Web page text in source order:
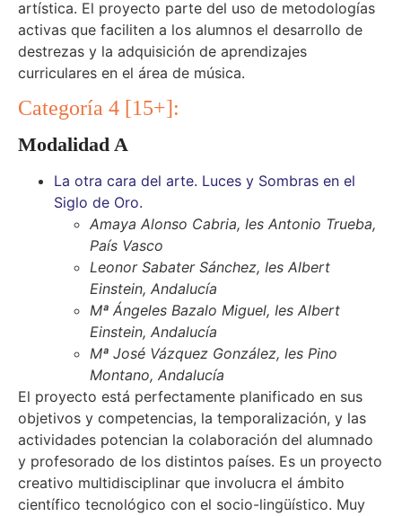
artística. El proyecto parte del uso de metodologías
activas que faciliten a los alumnos el desarrollo de
destrezas y la adquisición de aprendizajes
curriculares en el área de música.
Categoría 4 [15+]:
Modalidad A
La otra cara del arte. Luces y Sombras en el
Siglo de Oro.
Amaya Alonso Cabria, Ies Antonio Trueba,
País Vasco
Leonor Sabater Sánchez, Ies Albert
Einstein, Andalucía
Mª Ángeles Bazalo Miguel, Ies Albert
Einstein, Andalucía
Mª José Vázquez González, Ies Pino
Montano, Andalucía
El proyecto está perfectamente planificado en sus
objetivos y competencias, la temporalización, y las
actividades potencian la colaboración del alumnado
y profesorado de los distintos países. Es un proyecto
creativo multidisciplinar que involucra el ámbito
científico tecnológico con el socio-lingüístico. Muy